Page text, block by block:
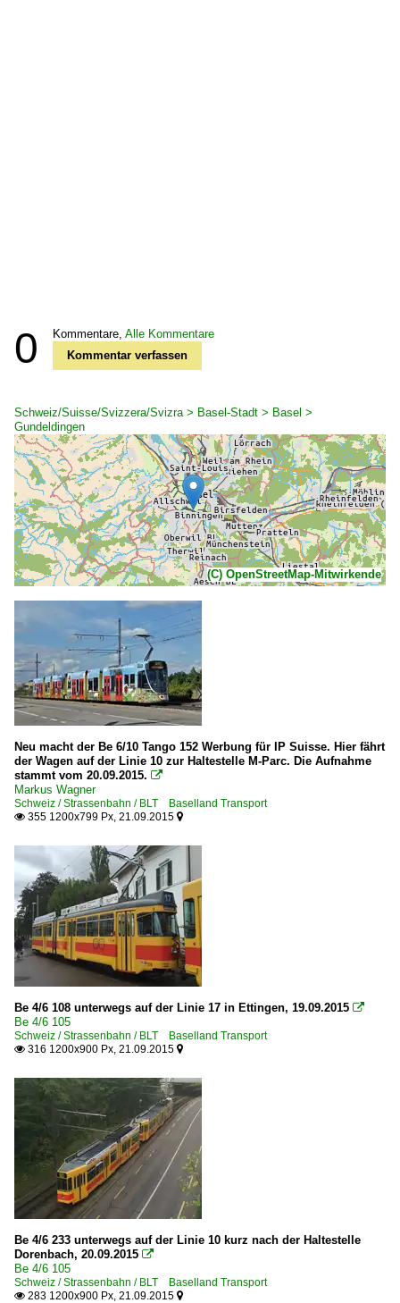
0 Kommentare, Alle Kommentare
Kommentar verfassen
Schweiz/Suisse/Svizzera/Svizra > Basel-Stadt > Basel >
Gundeldingen
(C) OpenStreetMap-Mitwirkende
Neu macht der Be 6/10 Tango 152 Werbung für IP Suisse. Hier fährt
der Wagen auf der Linie 10 zur Haltestelle M-Parc. Die Aufnahme
stammt vom 20.09.2015. 
Markus Wagner
Schweiz / Strassenbahn / BLT Baselland Transport
 355 1200x799 Px, 21.09.2015 
Be 4/6 108 unterwegs auf der Linie 17 in Ettingen, 19.09.2015 
Be 4/6 105
Schweiz / Strassenbahn / BLT Baselland Transport
 316 1200x900 Px, 21.09.2015 
Be 4/6 233 unterwegs auf der Linie 10 kurz nach der Haltestelle
Dorenbach, 20.09.2015 
Be 4/6 105
Schweiz / Strassenbahn / BLT Baselland Transport
 283 1200x900 Px, 21.09.2015 